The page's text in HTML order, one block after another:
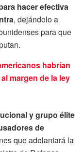
hacer efectiva
, dejándolo a
para que
habrían
margen de la ley
y grupo élite
de
que adelantará la